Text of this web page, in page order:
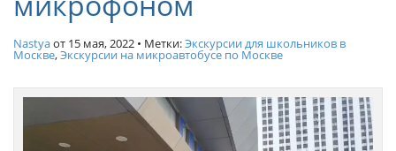
Nastyaот 15 мая, 2022 • Метки:Экскурсии для школьников в
Москве,Экскурсии на микроавтобусе по Москве